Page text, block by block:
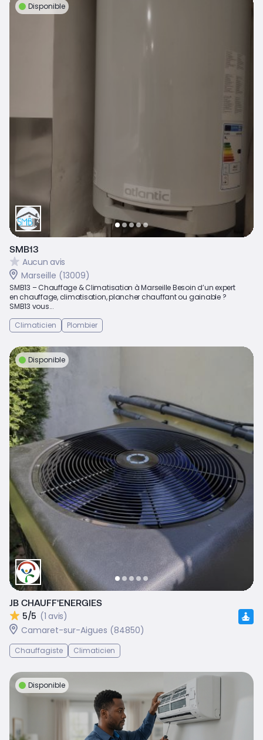
Disponible
SMB13
Aucun avis
Marseille (13009)
SMB13 – Chauffage & Climatisation à Marseille Besoin d’un expert
en chauffage, climatisation, plancher chauffant ou gainable ?
SMB13 vous...
Climaticien
Plombier
Disponible
JB CHAUFF'ENERGIES
5/5 (1 avis)
Camaret-sur-Aigues (84850)
Chauffagiste Climaticien
Disponible